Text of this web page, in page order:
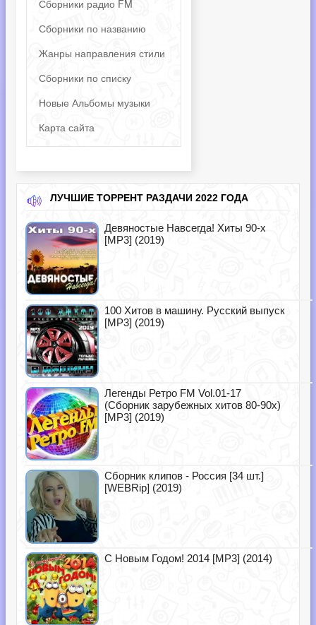
Сборники радио FM
Сборники по названию
Жанры направления стили
Сборники по списку
Новые Альбомы музыки
Карта сайта
ЛУЧШИЕ ТОРРЕНТ РАЗДАЧИ 2022 ГОДА
Девяностые Навсегда! Хиты 90-х
[MP3] (2019)
100 Хитов в машину. Русский выпуск
[MP3] (2019)
Легенды Ретро FM Vol.01-17
(Сборник зарубежных хитов 80-90х)
[MP3] (2019)
Сборник клипов - Россия [34 шт.]
[WEBRip] (2019)
С Новым Годом! 2014 [MP3] (2014)